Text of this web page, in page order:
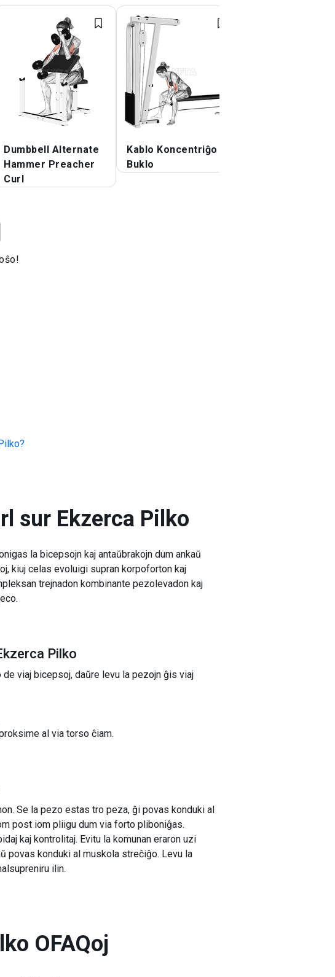
Dumbbell Alternate
Hammer Preacher
Curl
Kablo Koncentriĝo
Buklo
?
sur Ekzerca Pilko
la bicepsojn kaj antaŭbrakojn dum ankaŭ
kiuj celas evoluigi supran korpoforton kaj
trejnadon kombinante pezolevadon kaj
Pilko
viaj bicepsoj, daŭre levu la pezojn ĝis viaj
al via torso ĉiam.
Se la pezo estas tro peza, ĝi povas konduki al
post iom pliigu dum via forto pliboniĝas.
kaj kontrolitaj. Evitu la komunan eraron uzi
povas konduki al muskola streĉiĝo. Levu la
ilin.
OFAQoj